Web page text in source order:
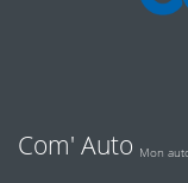
Com' Auto Mon